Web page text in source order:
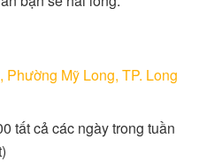
Mỹ Long, TP. Long
tất cả các ngày trong tuần